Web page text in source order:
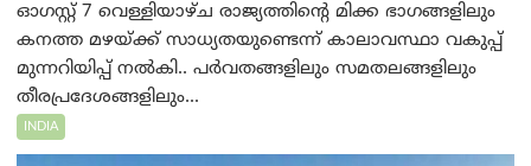
ഓഗസ്റ്റ് 7 വെള്ളിയാഴ്ച രാജ്യത്തിന്റെ മിക്ക ഭാഗങ്ങളിലും
കനത്ത മഴയ്ക്ക് സാധ്യതയുണ്ടെന്ന് കാലാവസ്ഥാ വകുപ്പ്
മുന്നറിയിപ്പ് നൽകി.. പർവതങ്ങളിലും സമതലങ്ങളിലും
തീരപ്രദേശങ്ങളിലും...
INDIA